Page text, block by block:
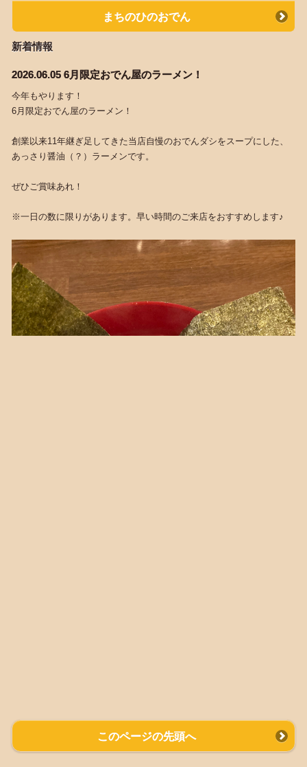
まちのひのおでん
新着情報
2026.06.05 6月限定おでん屋のラーメン！
今年もやります！
6月限定おでん屋のラーメン！
創業以来11年継ぎ足してきた当店自慢のおでんダシをスープにした、
あっさり醤油（？）ラーメンです。
ぜひご賞味あれ！
※一日の数に限りがあります。早い時間のご来店をおすすめします♪
2026.05.07 5月の営業日のご案内
このページの先頭へ